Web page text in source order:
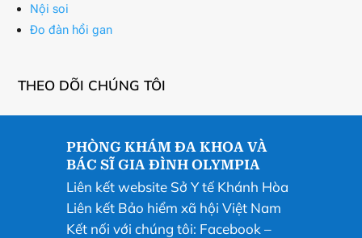
Nội soi
Đo đàn hồi gan
THEO DÕI CHÚNG TÔI
PHÒNG KHÁM ĐA KHOA VÀ
BÁC SĨ GIA ĐÌNH OLYMPIA
Liên kết website Sở Y tế Khánh Hòa
Liên kết Bảo hiểm xã hội Việt Nam
Kết nối với chúng tôi: Facebook –